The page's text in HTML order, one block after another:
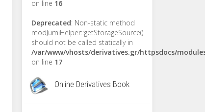
on line 16
Deprecated: Non-static method
modJumiHelper::getStorageSource()
should not be called statically in
/var/www/vhosts/derivatives.gr/httpsdocs/
on line 17
Online Derivatives Book